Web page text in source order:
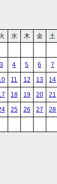
水 木 金 土
3 4 5 6 7
11 12 13 14
18 19 20 21
25 26 27 28